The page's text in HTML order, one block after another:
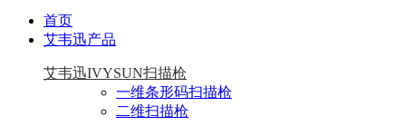
首页
艾韦迅产品
艾韦迅IVYSUN扫描枪
一维条形码扫描枪
二维扫描枪